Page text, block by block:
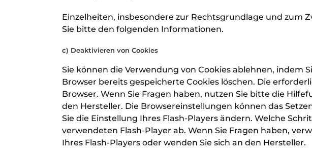
Einzelheiten, insbesondere zur Rechtsgrundlage und
Sie bitte den folgenden Informationen.
c) Deaktivieren von Cookies
Sie können die Verwendung von Cookies ablehnen, indem
Browser bereits gespeicherte Cookies löschen. Die
Browser. Wenn Sie Fragen haben, nutzen Sie bitte die
den Hersteller. Die Browsereinstellungen können das
Sie die Einstellung Ihres Flash-Players ändern. Welche
verwendeten Flash-Player ab. Wenn Sie Fragen haben,
Ihres Flash-Players oder wenden Sie sich an den Hersteller.